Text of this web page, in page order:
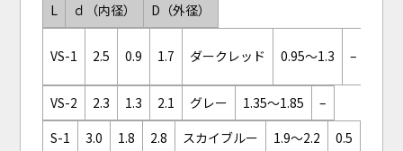
L ｄ（内径） D（外径）
VS-1 2.5 0.9 1.7 ダークレッド 0.95～1.3 –
VS-2
2.3 1.3 2.1 グレー 1.35～1.85
–
S-1
3.0 1.8 2.8 スカイブルー 1.9～2.2 0.5